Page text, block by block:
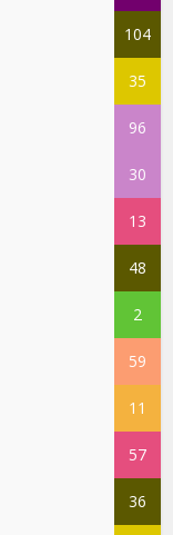
104
35
96
30
13
48
2
59
11
57
36